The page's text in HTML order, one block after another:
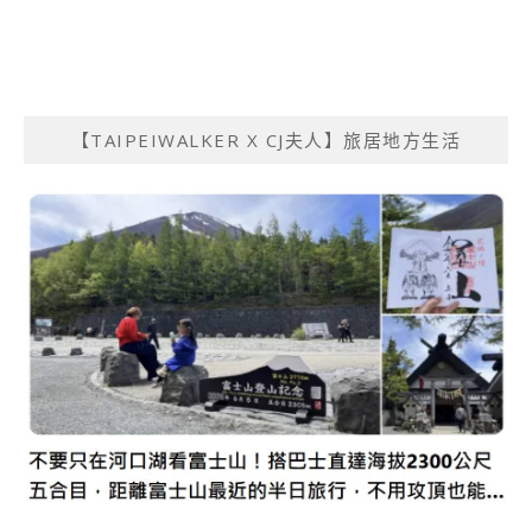
【TAIPEIWALKER X CJ夫人】旅居地方生活